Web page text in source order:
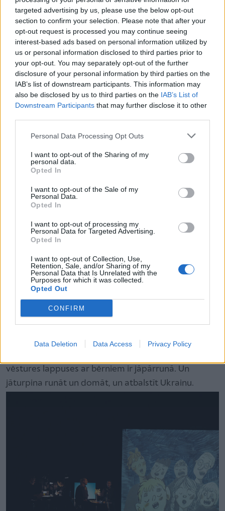
targeted advertising by us, please use the below opt-out
section to confirm your selection. Please note that after your
opt-out request is processed you may continue seeing
interest-based ads based on personal information utilized by
us or personal information disclosed to third parties prior to
your opt-out. You may separately opt-out of the further
disclosure of your personal information by third parties on the
IAB’s list of downstream participants. This information may
also be disclosed by us to third parties on the IAB’s List of
Downstream Participants that may further disclose it to other
Personal Data Processing Opt Outs
I want to opt-out of the Sharing of my
personal data.
Opted In
I want to opt-out of the Sale of my
Personal Data.
Opted In
I want to opt-out of processing my
Personal Data for Targeted Advertising.
Opted In
I want to opt-out of Collection, Use,
Retention, Sale, and/or Sharing of my
Personal Data that Is Unrelated with the
Purposes for which it was collected.
Opted Out
CONFIRM
Data Deletion Data Access Privacy Policy
Grāmatas autore ir Jurga Vile, māksliniece Lina
Itagaki.
Tagad, izrādē, mums "lasīja" kāds cits. Ļoti skaisti,
izjusti, neparasti. Tas gan nenozīmē, ka nebija
jāraud...
vēstures lappuses ar bērniem ir jāpārrunā. Un
jāturpina runāt un domāt, un atbalstīt Ukrainu.